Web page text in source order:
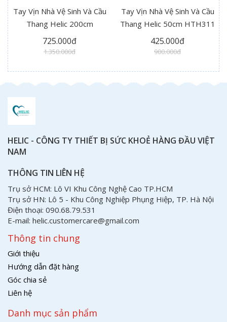
Tay Vịn Nhà Vệ Sinh Và Cầu
Thang Helic 200cm
HTH312 Plus
725.000đ
1.350.000đ
Tay Vịn Nhà Vệ Sinh Và Cầu
Thang Helic 50cm HTH311
425.000đ
900.000đ
HELIC - CÔNG TY THIẾT BỊ SỨC KHOẺ HÀNG ĐẦU VIỆT
NAM
THÔNG TIN LIÊN HỆ
Trụ sở HCM: Lô VI Khu Công Nghệ Cao TP.HCM
Trụ sở HN: Lô 5 - Khu Công Nghiệp Phụng Hiệp, TP. Hà Nội
Điện thoại: 090.68.79.531
E-mail: helic.customercare@gmail.com
Thông tin chung
Giới thiệu
Hướng dẫn đặt hàng
Góc chia sẻ
Liên hệ
Danh mục sản phẩm